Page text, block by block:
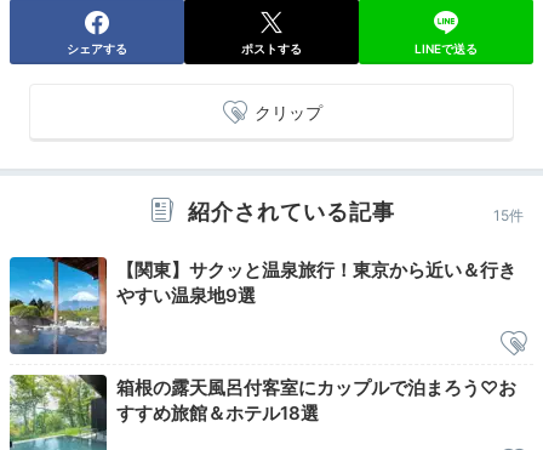
季しかりでの朝食イメージ
ュッフェ。旬野菜やフレッシュジュースなど朝の身体に
優しいメニューが豊富。芦ノ湖と対岸の山並みを眺めな
シェアする ポストする LINEで送る
クリップ
紹介されている記事 15件
【関東】サクッと温泉旅行！東京から近い＆行き
やすい温泉地9選
箱根の露天風呂付客室にカップルで泊まろう♡お
すすめ旅館＆ホテル18選